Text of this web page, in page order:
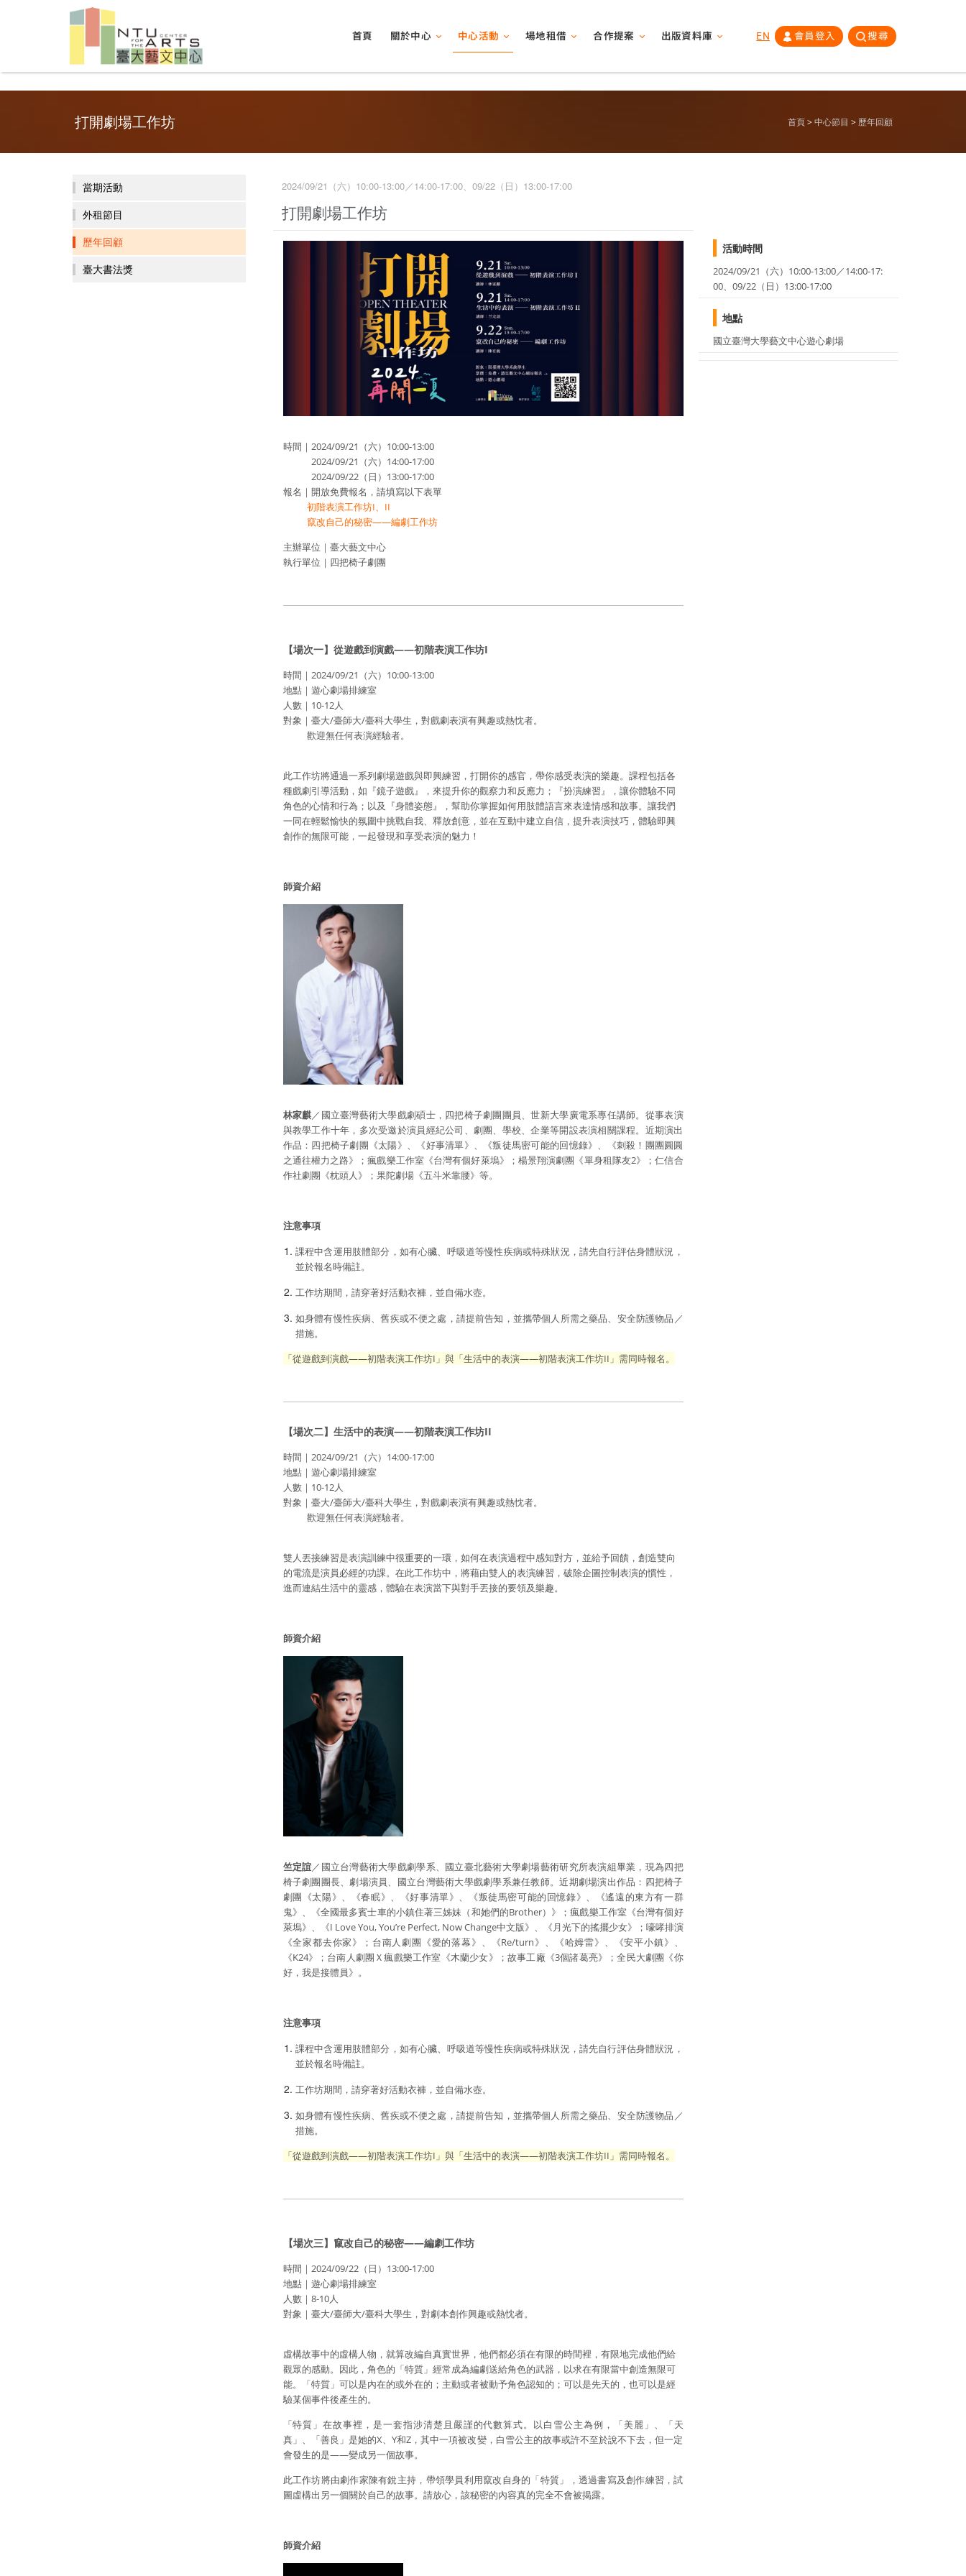
首頁 關於中心 中心活動 場地租借 合作提案 出版資料庫 EN 會員登入 搜尋
打開劇場工作坊 首頁 中心節目 歷年回顧
當期活動
外租節目
歷年回顧
臺大書法獎
2024/09/21（六）10:00-13:00／14:00-17:00、09/22（日）13:00-17:00
打開劇場工作坊
時間｜2024/09/21（六）10:00-13:00
2024/09/21（六）14:00-17:00
2024/09/22（日）13:00-17:00
報名｜開放免費報名，請填寫以下表單
初階表演工作坊I、II
竄改自己的秘密——編劇工作坊
主辦單位｜臺大藝文中心
執行單位｜四把椅子劇團
【場次一】從遊戲到演戲——初階表演工作坊I
時間｜2024/09/21（六）10:00-13:00
地點｜遊心劇場排練室
人數｜10-12人
對象｜臺大/臺師大/臺科大學生，對戲劇表演有興趣或熱忱者。
歡迎無任何表演經驗者。
此工作坊將通過一系列劇場遊戲與即興練習，打開你的感官，帶你感受表演的樂趣。課程包括各
種戲劇引導活動，如『鏡子遊戲』，來提升你的觀察力和反應力；『扮演練習』，讓你體驗不同
角色的心情和行為；以及『身體姿態』，幫助你掌握如何用肢體語言來表達情感和故事。讓我們
一同在輕鬆愉快的氛圍中挑戰自我、釋放創意，並在互動中建立自信，提升表演技巧，體驗即興
創作的無限可能，一起發現和享受表演的魅力！
師資介紹
林家麒／國立臺灣藝術大學戲劇碩士，四把椅子劇團團員、世新大學廣電系專任講師。從事表演
與教學工作十年，多次受邀於演員經紀公司、劇團、學校、企業等開設表演相關課程。近期演出
作品：四把椅子劇團《太陽》、《好事清單》、《叛徒馬密可能的回憶錄》、《刺殺！團團圓圓
之通往權力之路》；瘋戲樂工作室《台灣有個好萊塢》；楊景翔演劇團《單身租隊友2》；仁信合
作社劇團《枕頭人》；果陀劇場《五斗米靠腰》等。
注意事項
課程中含運用肢體部分，如有心臟、呼吸道等慢性疾病或特殊狀況，請先自行評估身體狀況，
並於報名時備註。
工作坊期間，請穿著好活動衣褲，並自備水壺。
如身體有慢性疾病、舊疾或不便之處，請提前告知，並攜帶個人所需之藥品、安全防護物品／
措施。
「從遊戲到演戲——初階表演工作坊I」與「生活中的表演——初階表演工作坊II」需同時報名。
【場次二】生活中的表演——初階表演工作坊II
時間｜2024/09/21（六）14:00-17:00
地點｜遊心劇場排練室
人數｜10-12人
對象｜臺大/臺師大/臺科大學生，對戲劇表演有興趣或熱忱者。
歡迎無任何表演經驗者。
雙人丟接練習是表演訓練中很重要的一環，如何在表演過程中感知對方，並給予回饋，創造雙向
的電流是演員必經的功課。在此工作坊中，將藉由雙人的表演練習，破除企圖控制表演的慣性，
進而連結生活中的靈感，體驗在表演當下與對手丟接的要領及樂趣。
師資介紹
竺定誼／國立台灣藝術大學戲劇學系、國立臺北藝術大學劇場藝術研究所表演組畢業，現為四把
椅子劇團團長、劇場演員、國立台灣藝術大學戲劇學系兼任教師。近期劇場演出作品：四把椅子
劇團《太陽》、《春眠》、《好事清單》、《叛徒馬密可能的回憶錄》、《遙遠的東方有一群
鬼》、《全國最多賓士車的小鎮住著三姊妹（和她們的Brother）》；瘋戲樂工作室《台灣有個好
萊塢》、《I Love You, You’re Perfect, Now Change中文版》、《月光下的搖擺少女》；嚎哮排演
《全家都去你家》；台南人劇團《愛的落幕》、《Re/turn》、《哈姆雷》、《安平小鎮》、
《K24》；台南人劇團Ｘ瘋戲樂工作室《木蘭少女》；故事工廠《3個諸葛亮》；全民大劇團《你
好，我是接體員》。
注意事項
課程中含運用肢體部分，如有心臟、呼吸道等慢性疾病或特殊狀況，請先自行評估身體狀況，
並於報名時備註。
工作坊期間，請穿著好活動衣褲，並自備水壺。
如身體有慢性疾病、舊疾或不便之處，請提前告知，並攜帶個人所需之藥品、安全防護物品／
措施。
「從遊戲到演戲——初階表演工作坊I」與「生活中的表演——初階表演工作坊II」需同時報名。
【場次三】竄改自己的秘密——編劇工作坊
時間｜2024/09/22（日）13:00-17:00
地點｜遊心劇場排練室
人數｜8-10人
對象｜臺大/臺師大/臺科大學生，對劇本創作興趣或熱忱者。
虛構故事中的虛構人物，就算改編自真實世界，他們都必須在有限的時間裡，有限地完成他們給
觀眾的感動。因此，角色的「特質」經常成為編劇送給角色的武器，以求在有限當中創造無限可
能。「特質」可以是內在的或外在的；主動或者被動予角色認知的；可以是先天的，也可以是經
驗某個事件後產生的。
「特質」在故事裡，是一套指涉清楚且嚴謹的代數算式。以白雪公主為例，「美麗」、「天
真」、「善良」是她的X、Y和Z，其中一項被改變，白雪公主的故事或許不至於說不下去，但一定
會發生的是——變成另一個故事。
此工作坊將由劇作家陳有銳主持，帶領學員利用竄改自身的「特質」，透過書寫及創作練習，試
圖虛構出另一個關於自己的故事。請放心，該秘密的內容真的完全不會被揭露。
師資介紹
活動時間
2024/09/21（六）10:00-13:00／14:00-17:
00、09/22（日）13:00-17:00
地點
國立臺灣大學藝文中心遊心劇場